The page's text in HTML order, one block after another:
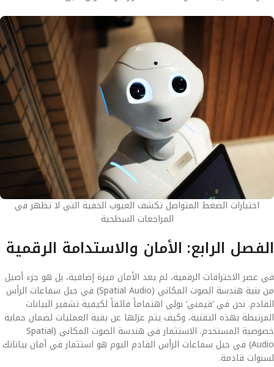
اختبارات الضغط المتواصل تكشف العيوب الخفية التي لا تظهر في
المراجعات السطحية
الفصل الرابع: الأمان والاستدامة الرقمية
في عصر الاختراقات الرقمية، لم يعد الأمان ميزة إضافية، بل هو جزء أصيل
من بنية هندسة الصوت المكاني (Spatial Audio) في جيل سماعات الرأس
القادم. نحن في ‘قيمني’ نولي اهتماماً فائقاً لكيفية تشفير البيانات
المرتبطة بهذه التقنية، وكيف يتم عزلها عن بقية العمليات لضمان حماية
خصوصية المستخدم. الاستثمار في هندسة الصوت المكاني (Spatial
Audio) في جيل سماعات الرأس القادم اليوم هو استثمار في أمان بياناتك
لسنوات قادمة.